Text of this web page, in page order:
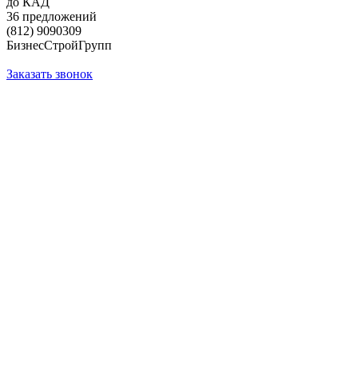
36 предложений
(812) 9090309
БизнесСтройГрупп
Заказать звонок